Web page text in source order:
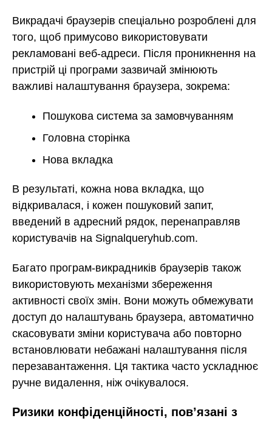
Викрадачі браузерів спеціально розроблені для
того, щоб примусово використовувати
рекламовані веб-адреси. Після проникнення на
пристрій ці програми зазвичай змінюють
важливі налаштування браузера, зокрема:
Пошукова система за замовчуванням
Головна сторінка
Нова вкладка
В результаті, кожна нова вкладка, що
відкривалася, і кожен пошуковий запит,
введений в адресний рядок, перенаправляв
користувачів на Signalqueryhub.com.
Багато програм-викрадників браузерів також
використовують механізми збереження
активності своїх змін. Вони можуть обмежувати
доступ до налаштувань браузера, автоматично
скасовувати зміни користувача або повторно
встановлювати небажані налаштування після
перезавантаження. Ця тактика часто ускладнює
ручне видалення, ніж очікувалося.
Ризики конфіденційності, пов’язані з